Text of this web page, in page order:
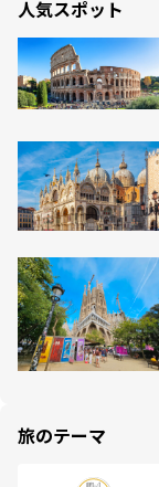
人気スポット
旅のテーマ